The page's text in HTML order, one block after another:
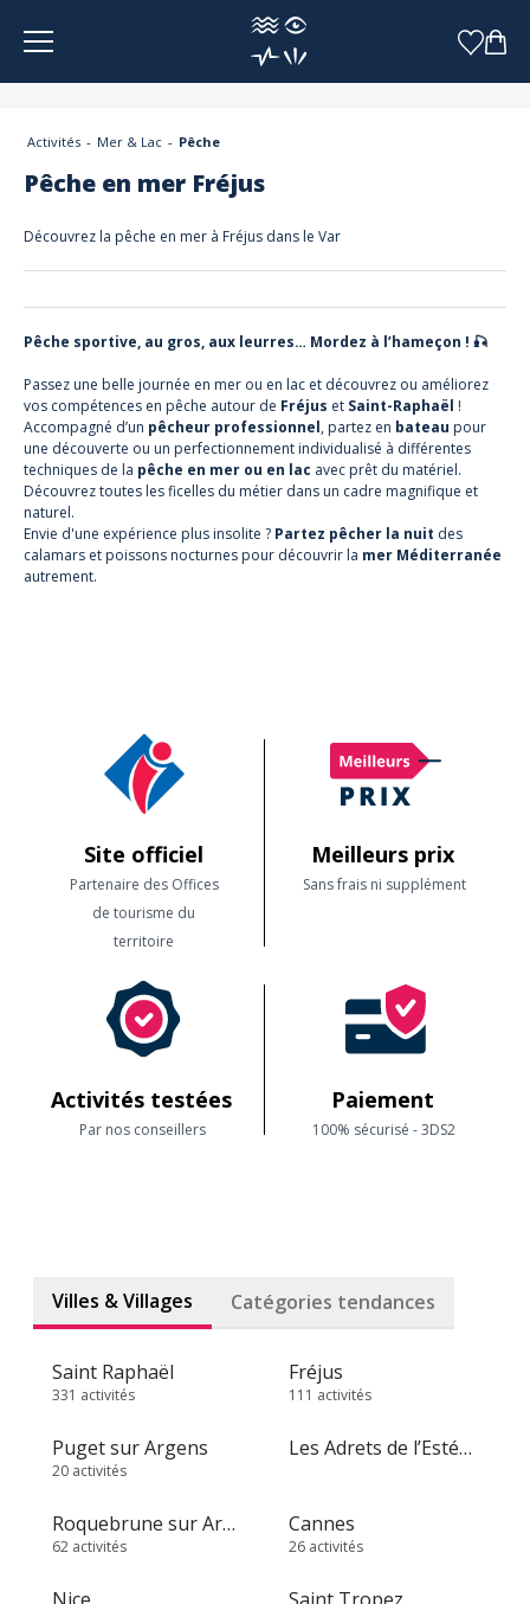
Panneau de gestion des cookies
Activités Mer & Lac Pêche
Pêche en mer Fréjus
Découvrez la pêche en mer à Fréjus dans le Var
Pêche sportive, au gros, aux leurres… Mordez à l’hameçon ! 🎣
Passez une belle journée en mer ou en lac et découvrez ou améliorez
vos compétences en pêche autour de Fréjus et Saint-Raphaël !
Accompagné d’un pêcheur professionnel, partez en bateau pour
une découverte ou un perfectionnement individualisé à différentes
techniques de la pêche en mer ou en lac avec prêt du matériel.
Découvrez toutes les ficelles du métier dans un cadre magnifique et
naturel.
Envie d'une expérience plus insolite ? Partez pêcher la nuit des
calamars et poissons nocturnes pour découvrir la mer Méditerranée
autrement.
Site officiel
Partenaire des Offices
de tourisme du
territoire
Meilleurs prix
Sans frais ni supplément
Activités testées
Par nos conseillers
Paiement
100% sécurisé - 3DS2
Villes & Villages Catégories tendances
Saint Raphaël
331 activités
Fréjus
111 activités
Puget sur Argens
20 activités
Les Adrets de l’Estérel
Roquebrune sur Argens
62 activités
Cannes
26 activités